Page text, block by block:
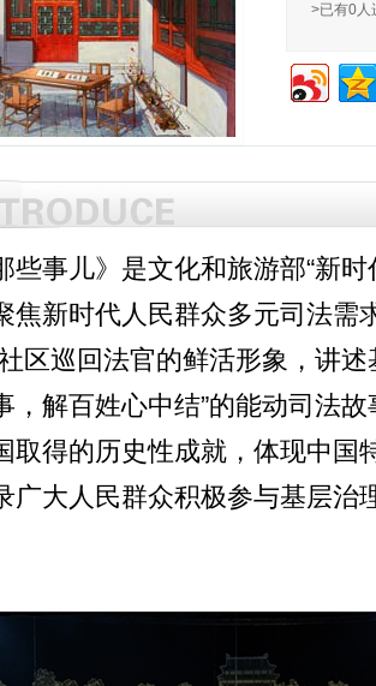
>已有0人
些事儿》是文化和旅游部“新
焦新时代人民群众多元司法需
区巡回法官的鲜活形象，讲
，解百姓心中结”的能动司法
取得的历史性成就，体现中国
广大人民群众积极参与基层治